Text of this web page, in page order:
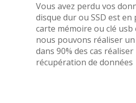
Vous avez perdu vos
disque dur ou SSD est en
carte mémoire ou clé usb
nous pouvons réaliser
dans 90% des cas réaliser
récupération de données